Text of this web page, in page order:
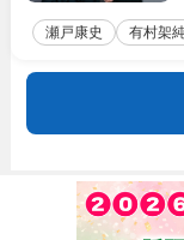
瀬戸康史 有村架